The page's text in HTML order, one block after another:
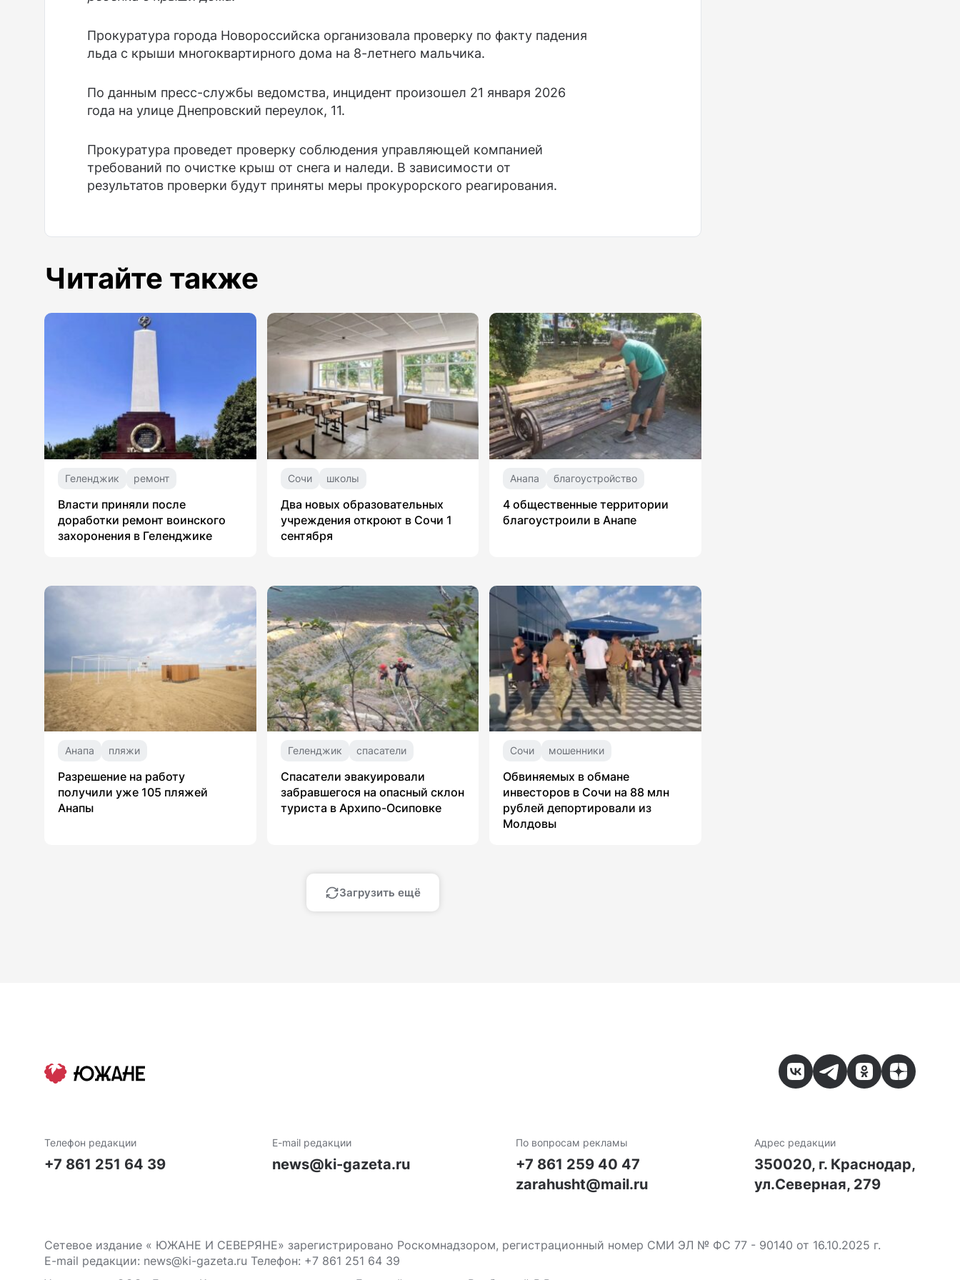
Прокуратура города Новороссийска организовала проверку по факту падения
льда с крыши многоквартирного дома на 8-летнего мальчика.
По данным пресс-службы ведомства, инцидент произошел 21 января 2026
года на улице Днепровский переулок, 11.
Прокуратура проведет проверку соблюдения управляющей компанией
требований по очистке крыш от снега и наледи. В зависимости от
результатов проверки будут приняты меры прокурорского реагирования.
Читайте также
Геленджик ремонт
Власти приняли после
доработки ремонт воинского
захоронения в Геленджике
Сочи школы
Два новых образовательных
учреждения откроют в Сочи 1
сентября
Анапа благоустройство
4 общественные территории
благоустроили в Анапе
Анапа пляжи
Разрешение на работу
получили уже 105 пляжей
Анапы
Геленджик спасатели
Спасатели эвакуировали
забравшегося на опасный склон
туриста в Архипо-Осиповке
Сочи мошенники
Обвиняемых в обмане
инвесторов в Сочи на 88 млн
рублей депортировали из
Молдовы
Загрузить ещё
Телефон редакции
+7 861 251 64 39
E-mail редакции
news@ki-gazeta.ru
По вопросам рекламы
+7 861 259 40 47
zarahusht@mail.ru
Адрес редакции
350020, г. Краснодар,
ул.Северная, 279
Сетевое издание « ЮЖАНЕ И СЕВЕРЯНЕ» зарегистрировано Роскомнадзором, регистрационный номер СМИ ЭЛ № ФС 77 - 90140 от 16.10.2025 г.
E-mail редакции: news@ki-gazeta.ru Телефон: +7 861 251 64 39